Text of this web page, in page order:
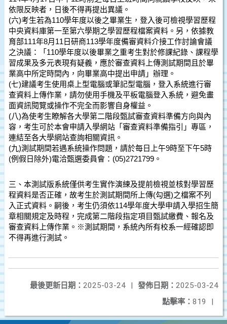
依限反映者，日後不得再提出異議。
(六)考生若為110學年度以後之畢業生，登入後可檢視學習歷程
中央資料庫第一至第六學期之學習歷程檔案資料。另，依據教
育部111年8月11日研商113學年度備審資料介接工作討論會議
之決議：「110學年度以後畢業之重考生對於修課紀錄、課程學
習成果及多元表現有疑義，應於審查資料上傳測試期間且於畢
業高中所定時間內，向畢業高中提出申請」辦理。
(七)建議考生使用桌上型電腦或筆記型電腦，登入系統進行審
查資料上傳作業，請勿使用手機及平板電腦登入系統，避免畫
面資訊閱覽或操作不完全而影響自身權益。
(八)為使考生瞭解各大學第二階段甄試審查資料準備方向與內
容，考生可於本會申請入學網站「審查資料準備指引」專區，
連結至各大學網站查詢相關資訊。
(九)測試期間若遇系統操作問題，請於每日上午9時至下午5時
(例假日除外)電洽甄選委員會：(05)2721799。
三、本測試版系統僅供考生實作演練及提前檢視並核對學習歷
程資料是否正確，故考生於測試期間所上傳(勾選)之檔案不列
入正式資料。嗣後，考生仍須依114學年度大學申請入學招生簡
章相關規定及時程，完成第二階段指定項目甄試繳費、報名及
審查資料上傳作業。※測試期間，系統內所有校系一經確認即
不得再進行測試。
發佈日期： 2025-03-24
最後更新日期： 2025-03-24
|
點擊率： 819 |